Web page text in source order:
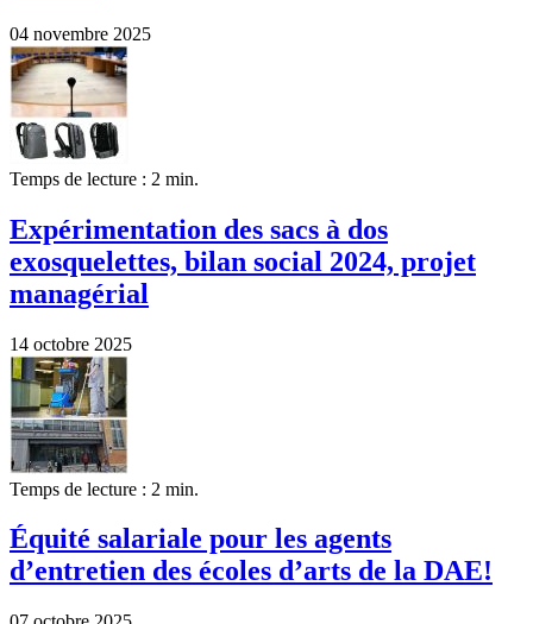
04 novembre 2025
Temps de lecture : 2 min.
Expérimentation des sacs à dos
exosquelettes, bilan social 2024, projet
managérial
14 octobre 2025
Temps de lecture : 2 min.
Équité salariale pour les agents
d’entretien des écoles d’arts de la DAE!